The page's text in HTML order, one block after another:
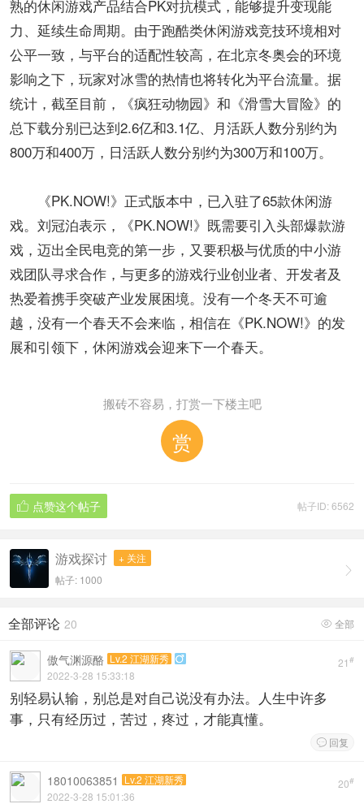
熟的休闲游戏产品结合PK对抗模式，能够提升变现能
力、延续生命周期。由于跑酷类休闲游戏竞技环境相对
公平一致，与平台的适配性较高，在北京冬奥会的环境
影响之下，玩家对冰雪的热情也将转化为平台流量。据
统计，截至目前，《疯狂动物园》和《滑雪大冒险》的
总下载分别已达到2.6亿和3.1亿、月活跃人数分别约为
800万和400万，日活跃人数分别约为300万和100万。
《PK.NOW!》正式版本中，已入驻了65款休闲游
戏。刘冠泊表示，《PK.NOW!》既需要引入头部爆款游
戏，迈出全民电竞的第一步，又要积极与优质的中小游
戏团队寻求合作，与更多的游戏行业创业者、开发者及
热爱着携手突破产业发展困境。没有一个冬天不可逾
越，没有一个春天不会来临，相信在《PK.NOW!》的发
展和引领下，休闲游戏会迎来下一个春天。
搬砖不容易，打赏一下楼主吧
赏
帖子ID: 6562
 点赞这个帖子

游戏探讨
+ 关注
帖子: 1000
 全部
全部评论 20
21 #
傲气渊源酪 Lv.2 江湖新秀 
2022-3-28 15:33:18
别轻易认输，别总是对自己说没有办法。人生中许多
事，只有经历过，苦过，疼过，才能真懂。
 回复
20#
18010063851
Lv.2 江湖新秀
2022-3-28 15:01:36